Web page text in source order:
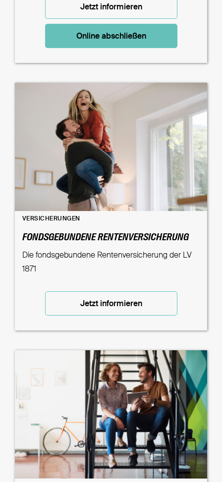
Jetzt informieren
Online abschließen
VERSICHERUNGEN
FONDSGEBUNDENE RENTENVERSICHERUNG
Die fondsgebundene Rentenversicherung der LV
1871
Jetzt informieren